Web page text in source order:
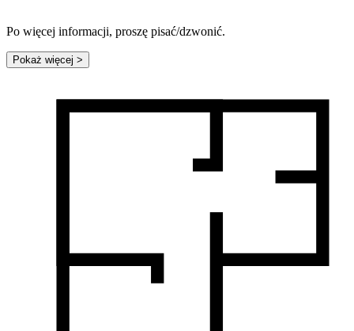
Po więcej informacji, proszę pisać/dzwonić.
Pokaż więcej >